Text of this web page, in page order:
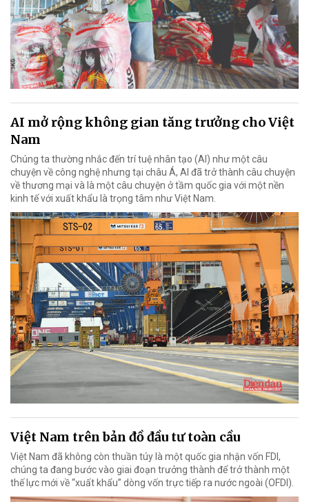
AI mở rộng không gian tăng trưởng cho Việt
Nam
Chúng ta thường nhắc đến trí tuệ nhân tạo (AI) như một câu
chuyện về công nghệ nhưng tại châu Á, AI đã trở thành câu chuyện
về thương mại và là một câu chuyện ở tầm quốc gia với một nền
kinh tế với xuất khẩu là trọng tâm như Việt Nam.
Việt Nam trên bản đồ đầu tư toàn cầu
Việt Nam đã không còn thuần túy là một quốc gia nhận vốn FDI,
chúng ta đang bước vào giai đoạn trưởng thành để trở thành một
thế lực mới về “xuất khẩu” dòng vốn trực tiếp ra nước ngoài (OFDI).